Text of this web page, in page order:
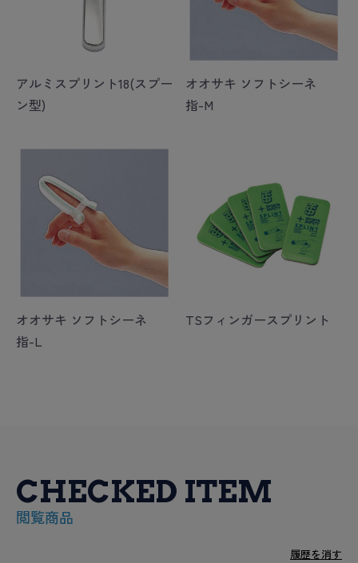
アルミスプリント18(スプー
ン型)
オオサキ ソフトシーネ
指-M
オオサキ ソフトシーネ
指-L
TSフィンガースプリント
CHECKED ITEM
閲覧商品
履歴を消す